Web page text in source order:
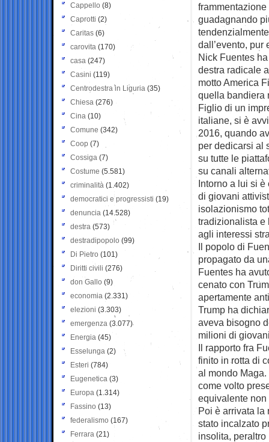
guadagnando
dall’evento, pur
Nick Fuentes
destra radicale
motto America
quella bandiera
Figlio di un
italiane, si è
2016, quando
per dedicarsi al
su tutte le
su canali
Intorno a lui si
di giovani
isolazionismo
tradizionalista e
agli interessi
Il popolo di
propagato da
Fuentes ha
cenato con
apertamente
Trump ha
aveva bisogno
milioni di
Il rapporto fra
finito in rotta di
al mondo
come volto
equivalente
Poi è arrivata la
stato incalzato
insolita,
Cappello (8)
Caprotti (2)
Caritas (6)
carovita (170)
casa (247)
Casini (119)
Centrodestra in Liguria (35)
Chiesa (276)
Cina (10)
Comune (342)
Coop (7)
Cossiga (7)
Costume (5.581)
criminalità (1.402)
democratici e progressisti (19)
denuncia (14.528)
destra (573)
destradipopolo (99)
Di Pietro (101)
Diritti civili (276)
don Gallo (9)
economia (2.331)
elezioni (3.303)
emergenza (3.077)
Energia (45)
Esselunga (2)
Esteri (784)
Eugenetica (3)
Europa (1.314)
Fassino (13)
federalismo (167)
Ferrara (21)